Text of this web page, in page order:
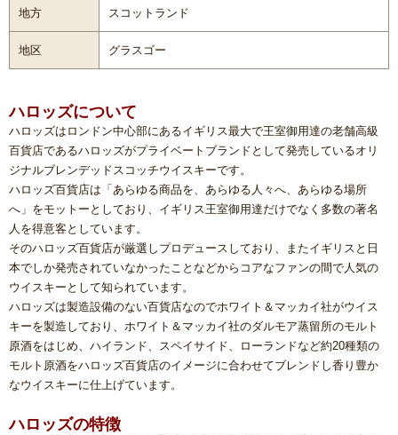
地方 スコットランド
地区 グラスゴー
ハロッズについて
ハロッズはロンドン中心部にあるイギリス最大で王室御用達の老舗高級
百貨店であるハロッズがプライベートブランドとして発売しているオリ
ジナルブレンデッドスコッチウイスキーです。
ハロッズ百貨店は「あらゆる商品を、あらゆる人々へ、あらゆる場所
へ」をモットーとしており、イギリス王室御用達だけでなく多数の著名
人を得意客としています。
そのハロッズ百貨店が厳選しプロデュースしており、またイギリスと日
本でしか発売されていなかったことなどからコアなファンの間で人気の
ウイスキーとして知られています。
ハロッズは製造設備のない百貨店なのでホワイト＆マッカイ社がウイス
キーを製造しており、ホワイト＆マッカイ社のダルモア蒸留所のモルト
原酒をはじめ、ハイランド、スペイサイド、ローランドなど約20種類の
モルト原酒をハロッズ百貨店のイメージに合わせてブレンドし香り豊か
なウイスキーに仕上げています。
ハロッズの特徴